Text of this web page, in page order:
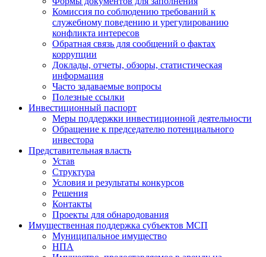
Комиссия по соблюдению требований к
служебному поведению и урегулированию
конфликта интересов
Обратная связь для сообщений о фактах
коррупции
Доклады, отчеты, обзоры, статистическая
информация
Часто задаваемые вопросы
Полезные ссылки
Инвестиционный паспорт
Меры поддержки инвестиционной деятельности
Обращение к председателю потенциального
инвестора
Представительная власть
Устав
Структура
Условия и результаты конкурсов
Решения
Контакты
Проекты для обнародования
Имущественная поддержка субъектов МСП
Муниципальное имущество
НПА